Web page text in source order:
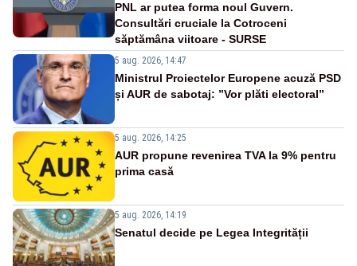
PNL ar putea forma noul Guvern.
Consultări cruciale la Cotroceni
săptămâna viitoare - SURSE
5 aug. 2026, 14:47
Ministrul Proiectelor Europene acuză PSD
și AUR de sabotaj: ”Vor plăti electoral”
5 aug. 2026, 14:25
AUR propune revenirea TVA la 9% pentru
prima casă
5 aug. 2026, 14:19
Senatul decide pe Legea Integrității